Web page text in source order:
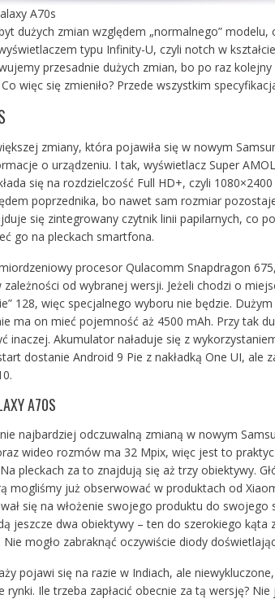
A70s
dużych zmian względem „normalnego” modelu,
typu Infinity-U, czyli notch w
przesadnie dużych zmian, bo po raz
więc się zmieniło? Przede wszystkim
zmiany, która pojawiła się w nowym
o urządzeniu. I tak, wyświetlacz Super
się na rozdzielczość Full HD+, czyli
poprzednika, bo nawet sam rozmiar
się zintegrowany czytnik linii papilarnych, co
go na pleckach smartfona.
procesor Qulacomm Snapdragon
od wybranej wersji. Jeżeli chodzi o
128, więc specjalnego wyboru nie będzie.
ma on mieć pojemność aż 4500 mAh. Przy tak
inaczej. Akumulator naładuje się z
dostanie Android 9 Pie z nakładką One UI, ale
A70S
najbardziej odczuwalną zmianą w nowym
wideo rozmów ma 32 Mpix, więc jest to
pleckach za to znajdują się aż trzy obiektywy.
mogliśmy już obserwować w produktach od
się na włożenie swojego produktu do swojego
jeszcze dwa obiektywy – ten do szerokiego kąta
Nie mogło zabraknąć oczywiście diody
pojawi się na razie w Indiach, ale
Ile trzeba zapłacić obecnie za tą wersję?